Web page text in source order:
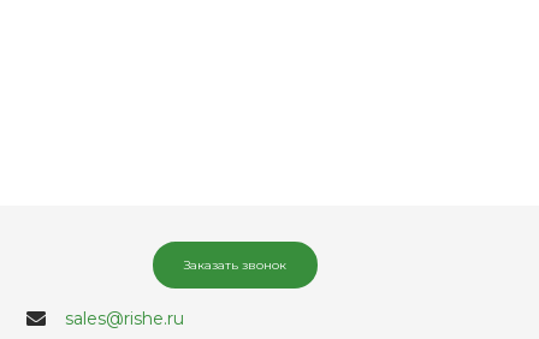
Заказать звонок
sales@rishe.ru